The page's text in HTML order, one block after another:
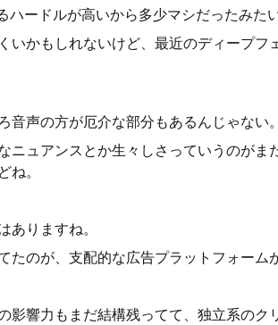
ハードルが高いから多少マシだったみた
いかもしれないけど、最近のディープフ
声の方が厄介な部分もあるんじゃない。
ニュアンスとか生々しさっていうのがま
ね。
ありますね。
たのが、支配的な広告プラットフォーム
影響力もまだ結構残ってて、独立系のク